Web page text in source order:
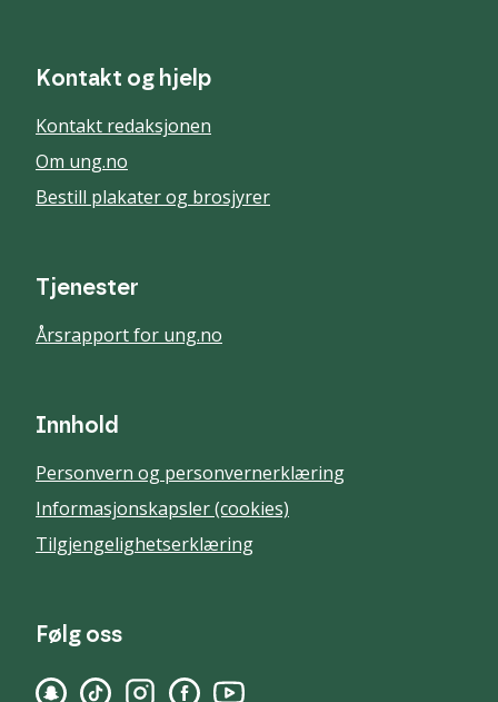
Kontakt og hjelp
Kontakt redaksjonen
Om ung.no
Bestill plakater og brosjyrer
Tjenester
Årsrapport for ung.no
Innhold
Personvern og personvernerklæring
Informasjonskapsler (cookies)
Tilgjengelighetserklæring
Følg oss